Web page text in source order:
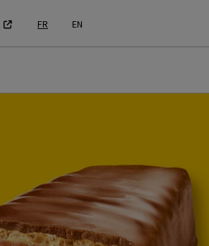
FR EN